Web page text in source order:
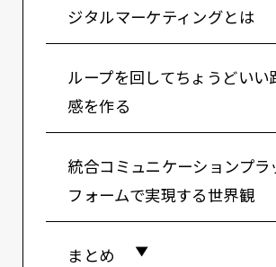
ジタルマーケティングとは
ループを回してちょうどいい
感を作る
統合コミュニケーションプラ
フォームで実現する世界観
まとめ